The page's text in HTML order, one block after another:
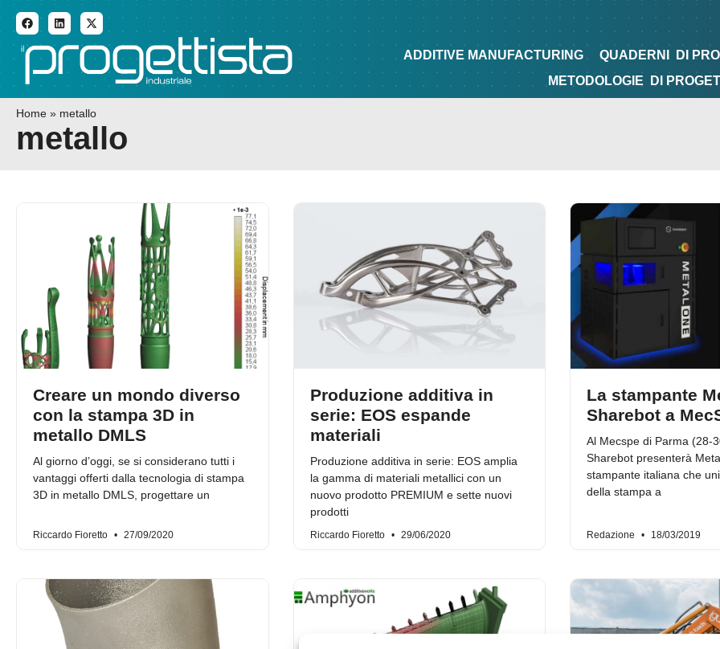
ADDITIVE MANUFACTURING QUADERNI DI PROGETTAZIONE TIPS&TRICKS
ADDITIVE MANUFACTURING QUADERNI DI
METODOLOGIE
DI
Home » metallo
metallo
Creare un mondo diverso
con la stampa 3D in
metallo DMLS
Al giorno d’oggi, se si considerano tutti i
vantaggi offerti dalla tecnologia di stampa
3D in metallo DMLS, progettare un
Riccardo Fioretto 27/09/2020
Produzione additiva in
serie: EOS espande
materiali
Produzione additiva in serie: EOS amplia
la gamma di materiali metallici con un
nuovo prodotto PREMIUM e sette nuovi
prodotti
Riccardo Fioretto 29/06/2020
La stampante
Sharebot a
Al Mecspe di Parma (28-
Sharebot presenterà
stampante italiana che
della stampa a
Redazione 18/03/2019